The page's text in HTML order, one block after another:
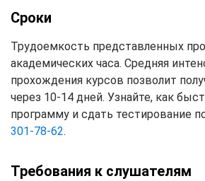
Сроки
Трудоемкость представленных
академических часа. Средняя
прохождения курсов позволит
через 10-14 дней. Узнайте, как
программу и сдать тестирование
301-78-62.
Требования к слушателям